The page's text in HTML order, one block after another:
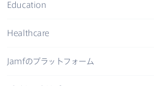
Education
Healthcare
Jamfの​プラットフォーム